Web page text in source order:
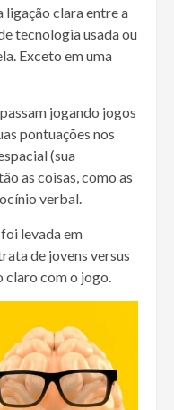
ligação clara entre a
tecnologia usada ou
Exceto em uma
jogando jogos
pontuações nos
(sua
as coisas, como as
verbal.
levada em
de jovens versus
claro com o jogo.